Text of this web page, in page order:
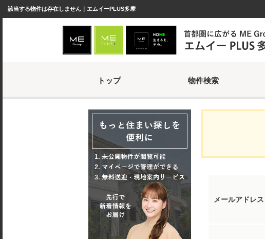
該当する物件は存在しません｜エムイーPLUS多摩
トップ 物件検索
メールアドレス